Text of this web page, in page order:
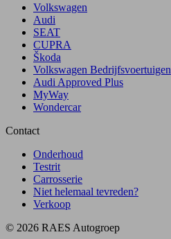
Volkswagen
Audi
SEAT
CUPRA
Škoda
Volkswagen Bedrijfsvoertuigen
Audi Approved Plus
MyWay
Wondercar
Contact
Onderhoud
Testrit
Carrosserie
Niet helemaal tevreden?
Verkoop
© 2026 RAES Autogroep